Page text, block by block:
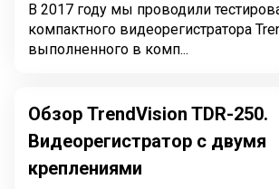
В 2017 году мы проводили
компактного видеорегистратора
выполненного в комп...
Обзор TrendVision TDR-250.
Видеорегистратор с двумя
креплениями